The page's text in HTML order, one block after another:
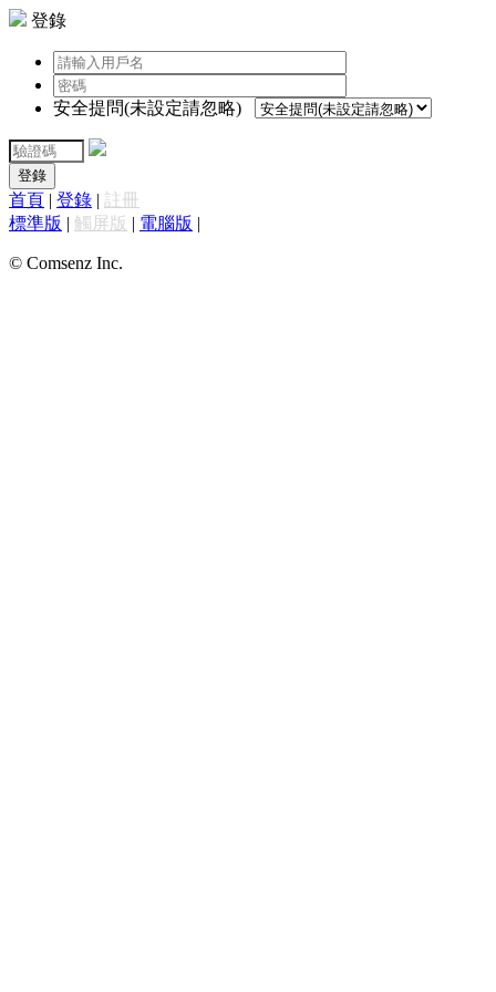
登錄
安全提問(未設定請忽略)
登錄
首頁 | 登錄 | 註冊
標準版 | 觸屏版 | 電腦版 |
© Comsenz Inc.